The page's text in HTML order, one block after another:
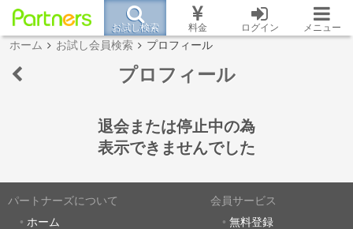
お試し検索 料金 ログイン メニュー
ホーム お試し会員検索 プロフィール
プロフィール
退会または停止中の為
表示できませんでした
パートナーズについて
ホーム
会員サービス
無料登録